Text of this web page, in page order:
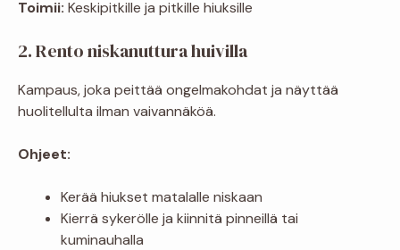
Toimii: Keskipitkille ja pitkille hiuksille
2. Rento niskanuttura huivilla
Kampaus, joka peittää ongelmakohdat ja näyttää
huolitellulta ilman vaivannäköä.
Ohjeet:
Kerää hiukset matalalle niskaan
Kierrä sykerölle ja kiinnitä pinneillä tai
kuminauhalla